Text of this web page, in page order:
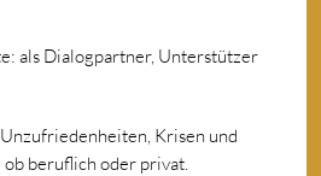
als Dialogpartner, Unterstützer
Krisen und
beruflich oder privat.